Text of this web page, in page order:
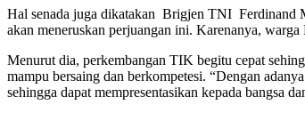
Hal senada juga dikatakan Brigjen TNI Ferdinand
akan meneruskan perjuangan ini. Karenanya,
Menurut dia, perkembangan TIK begitu cepat
mampu bersaing dan berkompetesi. “Dengan
sehingga dapat mempresentasikan kepada bangsa